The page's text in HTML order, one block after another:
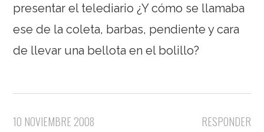
presentar el telediario ¿Y cómo se llamaba
ese de la coleta, barbas, pendiente y cara
de llevar una bellota en el bolillo?
RESPONDER
10 NOVIEMBRE 2008